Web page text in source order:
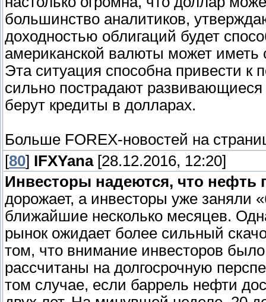
большинство аналитиков,
доходностью облигаций будет
американской валюты может иметь
Эта ситуация способна привести к
сильно пострадают
берут кредиты в долларах.
Больше FOREX-новостей на
[80] IFXYana[28.12.2016, 12:20]
Инвесторы надеются, что нефть
дорожает, а инвесторы уже
ближайшие несколько месяцев.
рынок ожидает более сильный
том, что внимание инвесторов
рассчитаны на долгосрочную
том случае, если баррель нефти